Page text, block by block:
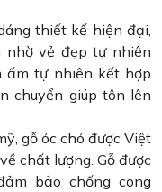
thiết kế hiện đại,
nhờ vẻ đẹp tự nhiên
ấm tự nhiên kết hợp
chuyển giúp tôn lên
gỗ óc chó được Việt
chất lượng. Gỗ được
bảo chống cong